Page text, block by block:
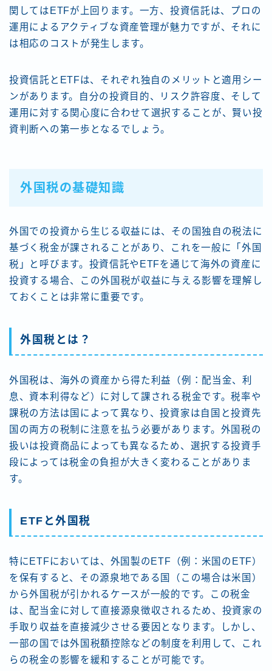
関してはETFが上回ります。一方、投資信託は、プロの
運用によるアクティブな資産管理が魅力ですが、それに
は相応のコストが発生します。
投資信託とETFは、それぞれ独自のメリットと適用シー
ンがあります。自分の投資目的、リスク許容度、そして
運用に対する関心度に合わせて選択することが、賢い投
資判断への第一歩となるでしょう。
外国税の基礎知識
外国での投資から生じる収益には、その国独自の税法に
基づく税金が課されることがあり、これを一般に「外国
税」と呼びます。投資信託やETFを通じて海外の資産に
投資する場合、この外国税が収益に与える影響を理解し
ておくことは非常に重要です。
外国税とは？
外国税は、海外の資産から得た利益（例：配当金、利
息、資本利得など）に対して課される税金です。税率や
課税の方法は国によって異なり、投資家は自国と投資先
国の両方の税制に注意を払う必要があります。外国税の
扱いは投資商品によっても異なるため、選択する投資手
段によっては税金の負担が大きく変わることがありま
す。
ETFと外国税
特にETFにおいては、外国製のETF（例：米国のETF）
を保有すると、その源泉地である国（この場合は米国）
から外国税が引かれるケースが一般的です。この税金
は、配当金に対して直接源泉徴収されるため、投資家の
手取り収益を直接減少させる要因となります。しかし、
一部の国では外国税額控除などの制度を利用して、これ
らの税金の影響を緩和することが可能です。